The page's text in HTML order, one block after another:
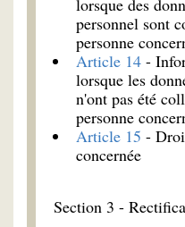
lorsque des
personnel sont
personne
Article 14 -
lorsque les
n'ont pas été
personne
Article 15 -
concernée
Section 3 -